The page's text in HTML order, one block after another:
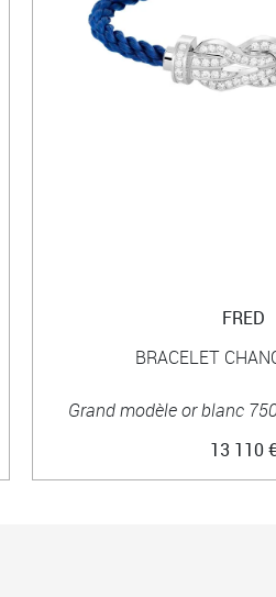
FRED
BRACELET
Grand modèle or blanc
13 110 €